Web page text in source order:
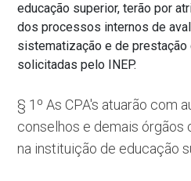
educação superior, terão por
dos processos internos de
sistematização e de
solicitadas pelo INEP.
§ 1º As CPA's atuarão com
conselhos e demais
na instituição de educação